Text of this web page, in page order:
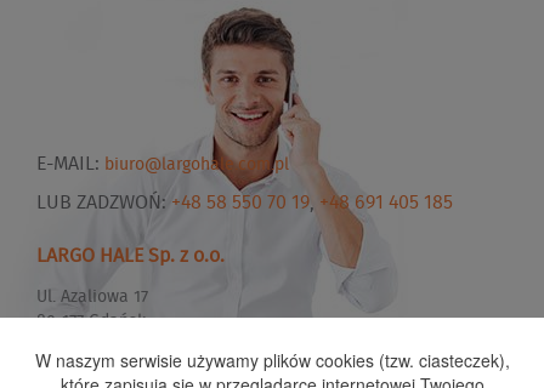
E-MAIL: biuro@largohale.com.pl
LUB ZADZWOŃ: +48 58 550 70 19, +48 691 405 185
LARGO HALE Sp. z o.o.
Ul. Azaliowa 17
80-177 Gdańsk
W naszym serwisie używamy plików cookies (tzw. ciasteczek),